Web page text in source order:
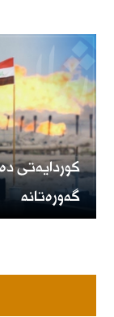
کوردایەتی
گەورەتانە